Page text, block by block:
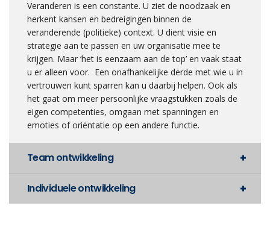
Veranderen is een constante. U ziet de noodzaak en
herkent kansen en bedreigingen binnen de
veranderende (politieke) context. U dient visie en
strategie aan te passen en uw organisatie mee te
krijgen. Maar ‘het is eenzaam aan de top’ en vaak staat
u er alleen voor. Een onafhankelijke derde met wie u in
vertrouwen kunt sparren kan u daarbij helpen. Ook als
het gaat om meer persoonlijke vraagstukken zoals de
eigen competenties, omgaan met spanningen en
emoties of oriëntatie op een andere functie.
Team ontwikkeling
Individuele ontwikkeling